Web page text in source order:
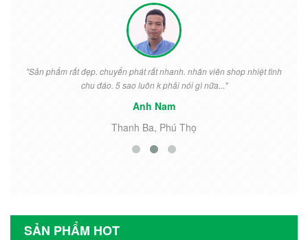
"Sản phẩm rất đẹp. chuyển phát rất nhanh. nhân viên shop nhiệt tình
chu đáo. 5 sao luôn k phải nói gì nữa..."
Anh Nam
Thanh Ba, Phú Thọ
SẢN PHẨM HOT